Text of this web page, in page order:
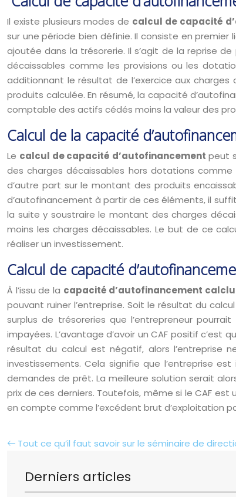
Il existe plusieurs modes de calcul de capacité
sur une période bien définie. Il consiste en
ajoutée dans la trésorerie. Il s’agit de la reprise
décaissables comme les provisions ou les
additionnant le résultat de l’exercice aux
produits calculée. En résumé, la capacité
comptable des actifs cédés moins la valeur des
Calcul de la capacité
Le calcul de capacité d’autofinancement peut
des charges décaissables hors dotations
d’autre part sur le montant des produits
d’autofinancement à partir de ces éléments, il
la suite y soustraire le montant des charges
moins les charges décaissables. Le but de ce
réaliser un investissement.
Calcul de capacité
À l’issu de la capacité d’autofinancement
pouvant ruiner l’entreprise. Soit le résultat du
surplus de trésoreries que l’entrepreneur
impayées. L’avantage d’avoir un CAF positif
résultat du calcul est négatif, alors l’entreprise
investissements. Cela signifie que l’entreprise
demandes de prêt. La meilleure solution serait
prix de ces derniers. Toutefois, même si le CAF
en compte comme l’excédent brut d’exploitation
Tout ce qu’il faut savoir sur le séminaire de
Derniers articles